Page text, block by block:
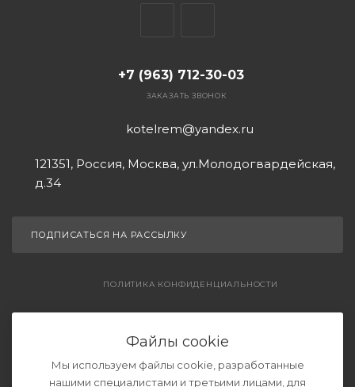
+7 (963) 712-30-03
ЗАКАЗАТЬ ЗВОНОК
kotelrem@yandex.ru
121351, Россия, Москва, ул.Молодогвардейская,
д.34
ПОДПИСАТЬСЯ НА РАССЫЛКУ
ПОЛИТИКА КОНФИДЕНЦИАЛЬНОСТИ
Файлы cookie
Мы используем файлы cookie, разработанные
нашими специалистами и третьими лицами, для